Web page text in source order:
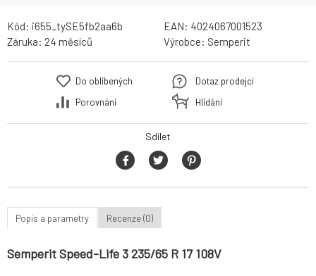
Kód: i655_tySE5fb2aa6b EAN: 4024067001523
Záruka: 24 měsíců Výrobce: Semperit
Do oblíbených
Porovnání
Dotaz prodejci
Hlídání
Sdílet
Popis a parametry Recenze (0)
Semperit Speed-Life 3 235/65 R 17 108V